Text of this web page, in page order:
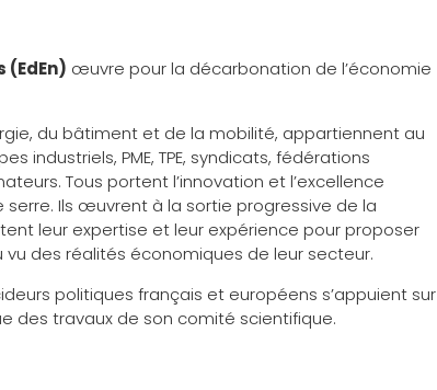
(EdEn) œuvre pour la décarbonation de l’économie
du bâtiment et de la mobilité, appartiennent au
industriels, PME, TPE, syndicats, fédérations
Tous portent l’innovation et l’excellence
Ils œuvrent à la sortie progressive de la
leur expertise et leur expérience pour proposer
des réalités économiques de leur secteur.
politiques français et européens s’appuient sur
des travaux de son comité scientifique.